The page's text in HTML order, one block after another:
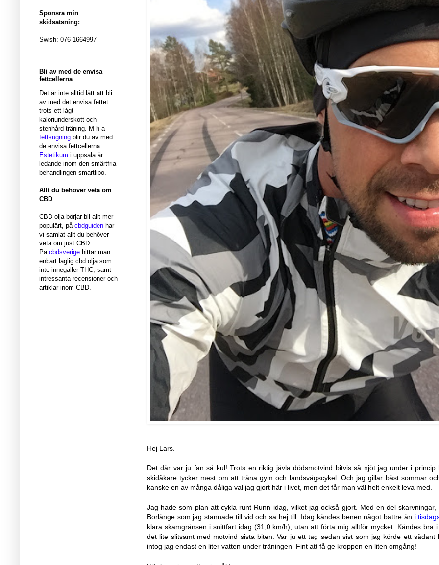
Hej Lars.
Det där var ju fan så kul! Trots en riktig jävla dödsmotvind bitvis så njöt jag under i
skidåkare tycker mest om att träna gym och landsvägscykel. Och jag gillar bäst sommar
kanske en av många dåliga val jag gjort här i livet, men det får man väl helt enkelt leva med.
Jag hade som plan att cykla runt Runn idag, vilket jag också gjort. Med en del
Borlänge som jag stannade till vid och sa hej till. Idag kändes benen något bättre än i
klara skamgränsen i snittfart idag (31,0 km/h), utan att förta mig alltför mycket. Kändes bra
det lite slitsamt med motvind sista biten. Var ju ett tag sedan sist som jag körde ett sådant
intog jag endast en liter vatten under träningen. Fint att få ge kroppen en liten omgång!
Sponsra min
skidsatsning:
Swish: 076-1664997
Bli av med de envisa
fettcellerna
Det är inte alltid lätt att bli
av med det envisa fettet
trots ett lågt
kaloriunderskott och
stenhård träning. M h a
fettsugning blir du av med
de envisa fettcellerna.
Estetikum i uppsala är
ledande inom den smärtfria
behandlingen smartlipo.
Allt du behöver veta om
CBD
CBD olja börjar bli allt mer
populärt, påcbdguiden har
vi samlat allt du behöver
veta om just CBD.
På cbdsverige hittar man
enbart laglig cbd olja som
inte innegåller THC, samt
intressanta recensioner och
artiklar inom CBD.